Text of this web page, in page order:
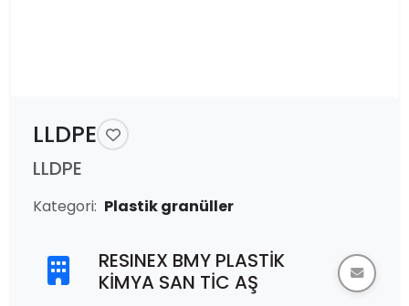
LLDPE
LLDPE
Kategori: Plastik granüller
RESINEX BMY PLASTİK
KİMYA SAN TİC AŞ